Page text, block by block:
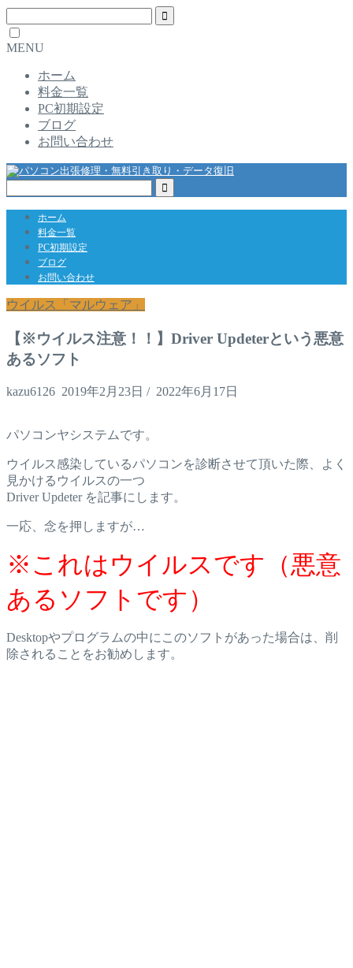
MENU
ホーム
料金一覧
PC初期設定
ブログ
お問い合わせ
ホーム
料金一覧
PC初期設定
ブログ
お問い合わせ
ウイルス「マルウェア」
【※ウイルス注意！！】Driver Updeterという悪意
あるソフト
kazu6126 2019年2月23日 / 2022年6月17日
パソコンヤシステムです。
ウイルス感染しているパソコンを診断させて頂いた際、よく
見かけるウイルスの一つ
Driver Updeter を記事にします。
一応、念を押しますが…
※これはウイルスです（悪意
あるソフトです）
Desktopやプログラムの中にこのソフトがあった場合は、削
除されることをお勧めします。